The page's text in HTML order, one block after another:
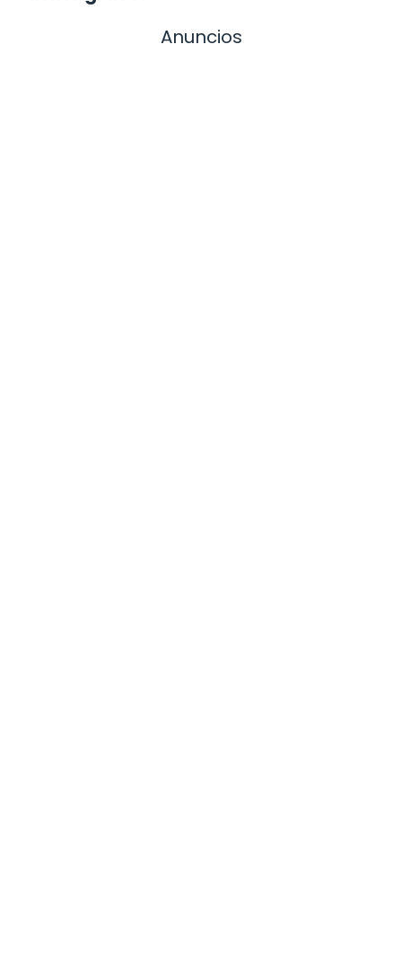
Anuncios